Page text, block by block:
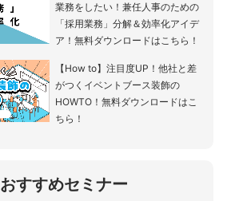
業務をしたい！兼任人事のための
「採用業務」分解＆効率化アイデ
ア！無料ダウンロードはこちら！
【How to】注目度UP！他社と差
がつくイベントブース装飾の
HOWTO！無料ダウンロードはこ
ちら！
おすすめセミナー